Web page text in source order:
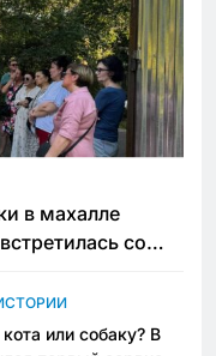
в махалле
со
или собаку? В